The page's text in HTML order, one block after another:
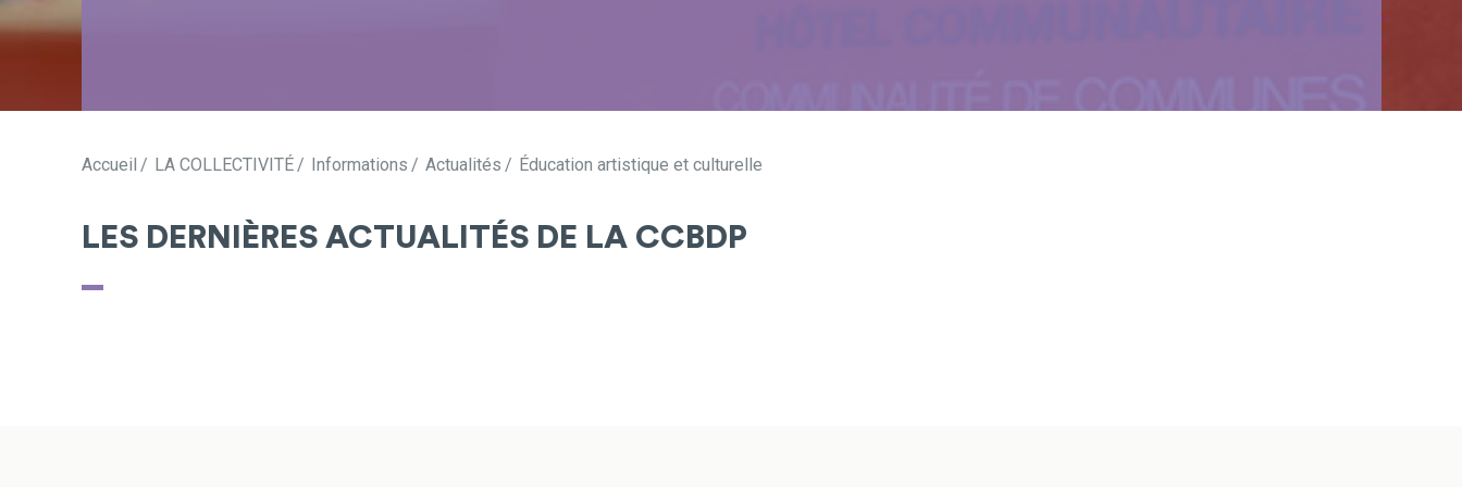
Accueil LA COLLECTIVITÉ Informations Actualités Éducation artistique et culturelle
LES DERNIÈRES ACTUALITÉS DE LA CCBDP